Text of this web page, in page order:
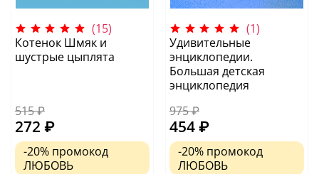
(15)
Котенок Шмяк и
шустрые цыплята
515 ₽
272 ₽
-20% промокод
ЛЮБОВЬ
(1)
Удивительные
энциклопедии.
Большая детская
энциклопедия
975 ₽
454 ₽
-20% промокод
ЛЮБОВЬ